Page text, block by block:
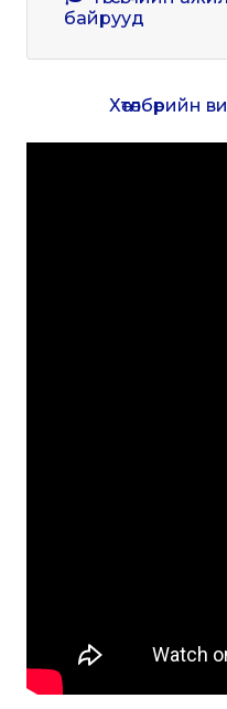
байрууд
Хөтөлбөрийн